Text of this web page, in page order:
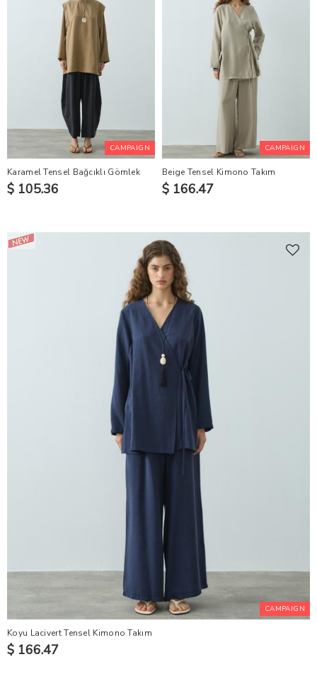
CAMPAIGN
Karamel Tensel Bağcıklı Gömlek
$ 105.36
CAMPAIGN
Beige Tensel Kimono Takım
$ 166.47
CAMPAIGN
Koyu Lacivert Tensel Kimono Takım
$ 166.47